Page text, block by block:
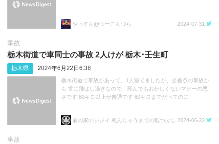
やっすん@つーこんづら 2024-07-31
事故
栃木街道で車同士の事故 2人けが 栃木･壬生町
栃木県 2024年6月22日6:38
栃木街道で事故があって、1人寝てましたが、交差点の事故か
も 常に飛ばし過ぎなので、死んでもおかしくないマナーの悪
さです 80キロ以上が普通です 60キロまでだってのに
前の家のジジイ 死んじゃうまでの暇つぶし 2024-06-22
事故